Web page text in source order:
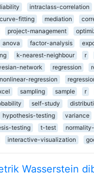
intraclass-correlation
curve-fitting mediation
project-management
anova factor-analysis
k-nearest-neighbour r
network regression
nonlinear-regression
sampling sample r
self-study
hypothesis-testing variance
testing t-test
interactive-visualization
Wasserstein